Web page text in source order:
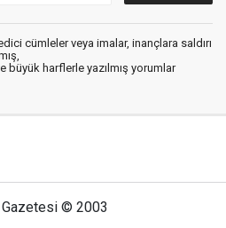
cümleler veya imalar, inançlara saldırı
büyük harflerle yazılmış yorumlar
Gazetesi © 2003